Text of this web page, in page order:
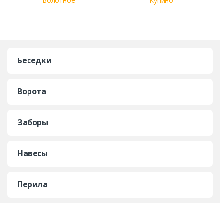
Беседки
Ворота
Заборы
Навесы
Перила